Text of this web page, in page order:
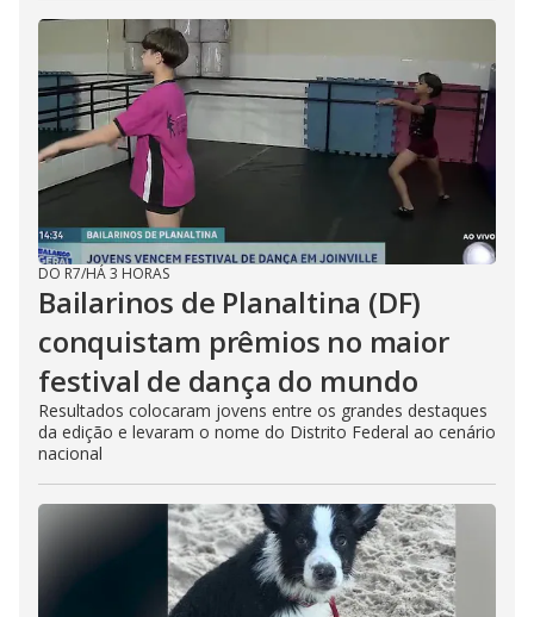
DO R7/HÁ 3 HORAS
Bailarinos de Planaltina (DF)
conquistam prêmios no maior
festival de dança do mundo
Resultados colocaram jovens entre os grandes destaques
da edição e levaram o nome do Distrito Federal ao cenário
nacional